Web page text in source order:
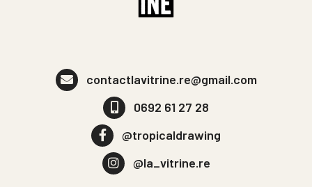
contactlavitrine.re@gmail.com
0692 61 27 28
@tropicaldrawing
@la_vitrine.re